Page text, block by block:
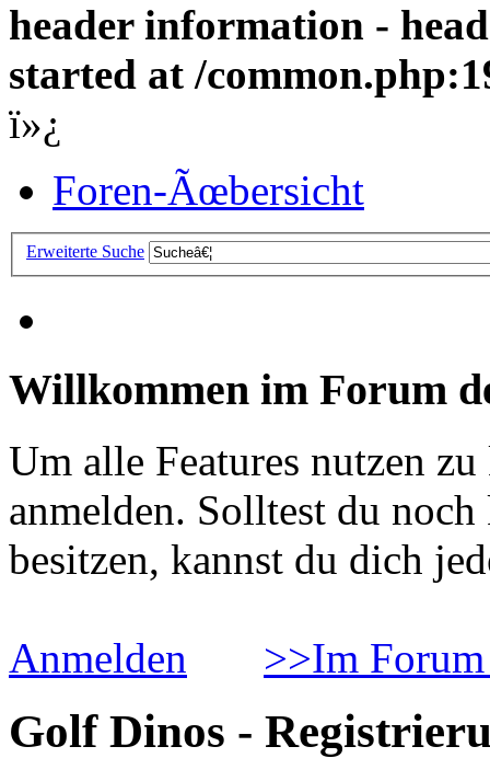
header information -
started at /
ï»¿
Foren-Ãœbersicht
Erweiterte Suche
Willkommen im Forum
Um alle Features nutzen
anmelden. Solltest du
besitzen, kannst du dich
Anmelden >>Im
Golf Dinos -